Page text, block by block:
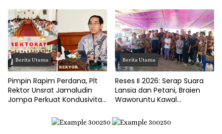
Hingga Jalan Tani Rp214
Juta
Berita Utama
Pimpin Rapim Perdana, Plt
Rektor Unsrat Jamaludin
Jompa Perkuat Kondusivitas
Berita Utama
Reses II 2026: Serap Suara
Lansia dan Petani, Braien
Waworuntu Kawal